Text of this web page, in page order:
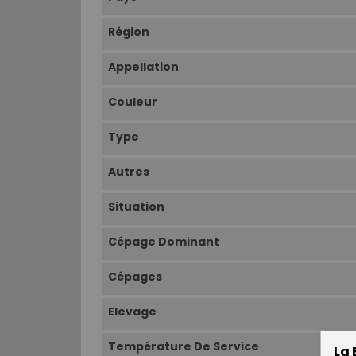
Région
Appellation
Couleur
Type
Autres
Situation
Cépage Dominant
Cépages
Elevage
Température De Service La